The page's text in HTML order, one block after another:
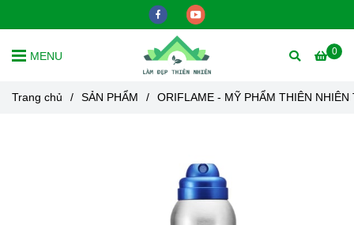
0
MENU
Trang chủ / SẢN PHẨM / ORIFLAME - MỸ PHẨM THIÊN NHIÊN